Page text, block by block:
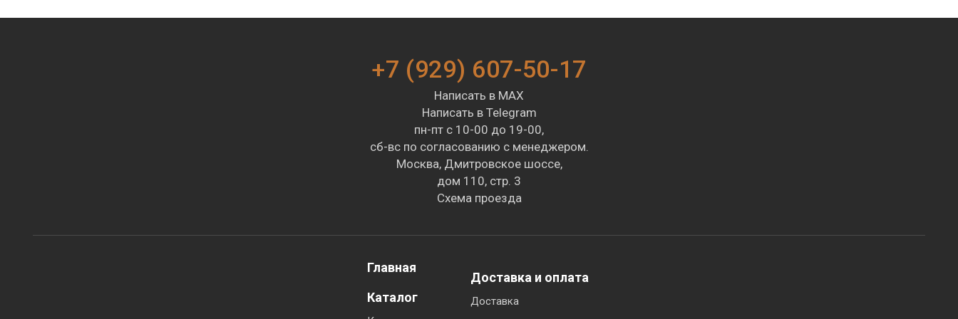
+7 (929) 607-50-17
Написать в MAX
Написать в Telegram
пн-пт с 10-00 до 19-00,
сб-вс по согласованию с менеджером.
Москва, Дмитровское шоссе,
дом 110, стр. 3
Схема проезда
Главная
Каталог
Доставка и оплата
Доставка